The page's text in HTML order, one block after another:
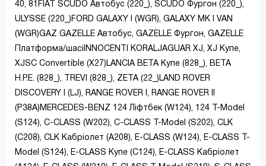
40, 81FIAT SCUDO Автобус (220_), SCUDO Фургон (220_),
ULYSSE (220_)FORD GALAXY I (WGR), GALAXY MK I VAN
(WGR)GAZ GAZELLE Автобус, GAZELLE Фургон, GAZELLE
Платформа/шасіINNOCENTI KORALJAGUAR XJ, XJ Купе,
XJSC Convertible (X27)LANCIA BETA Купе (828_), BETA
H.P.E. (828_), TREVI (828_), ZETA (22_)LAND ROVER
DISCOVERY I (LJ), RANGE ROVER I, RANGE ROVER II
(P38A)MERCEDES-BENZ 124 Ліфтбек (W124), 124 T-Model
(S124), C-CLASS (W202), C-CLASS T-Model (S202), CLK
(C208), CLK Кабріолет (A208), E-CLASS (W124), E-CLASS T-
Model (S124), E-CLASS Купе (C124), E-CLASS Кабріолет